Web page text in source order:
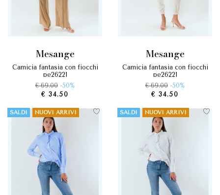
mesange
camicia fantasia con fiocchi
pe26221
€ 69.00 -50%
€ 34.50
mesange
camicia fantasia con fiocchi
pe26221
€ 69.00 -50%
€ 34.50
SALDI NUOVI ARRIVI SALDI NUOVI ARRIVI